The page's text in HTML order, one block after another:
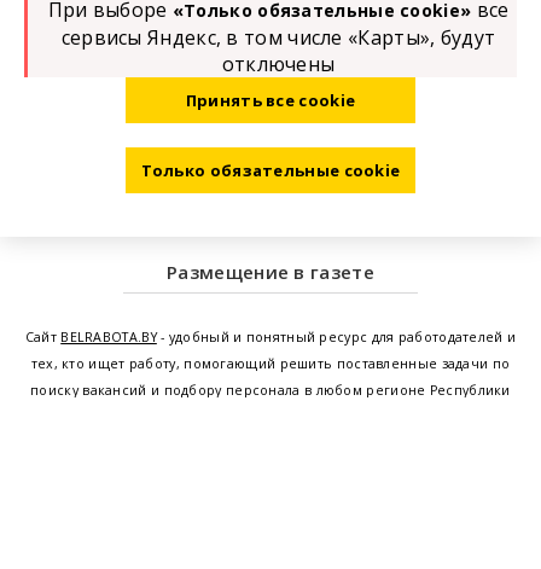
Размещение в газете
Сайт BELRABOTA.BY- удобный и понятный ресурс для работодателей и
тех, кто ищет работу, помогающий решить поставленные задачи по
поиску вакансий и подбору персонала в любом регионе Республики
При выборе «Только обязательные cookie» все
сервисы Яндекс, в том числе «Карты», будут
отключены
Принять все cookie
Только обязательные cookie